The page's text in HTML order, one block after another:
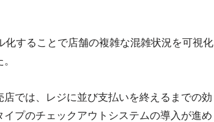
することで店舗の複雑な混雑状況を可視化
では、レジに並び支払いを終えるまでの効
プのチェックアウトシステムの導入が進め